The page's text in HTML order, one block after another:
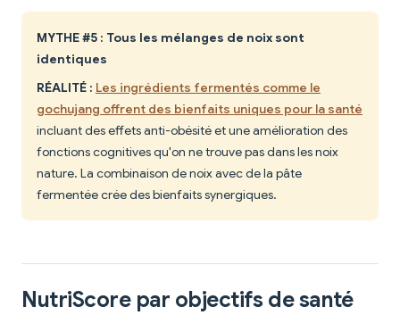
MYTHE #5 : Tous les mélanges de noix sont
identiques
RÉALITÉ : Les ingrédients fermentés comme le
gochujang offrent des bienfaits uniques pour la santé
incluant des effets anti-obésité et une amélioration des
fonctions cognitives qu'on ne trouve pas dans les noix
nature. La combinaison de noix avec de la pâte
fermentée crée des bienfaits synergiques.
NutriScore par objectifs de santé